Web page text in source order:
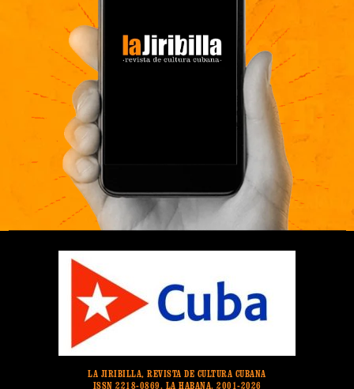
LA JIRIBILLA, REVISTA DE CULTURA CUBANA
ISSN 2218-0869. LA HABANA. 2001-2026